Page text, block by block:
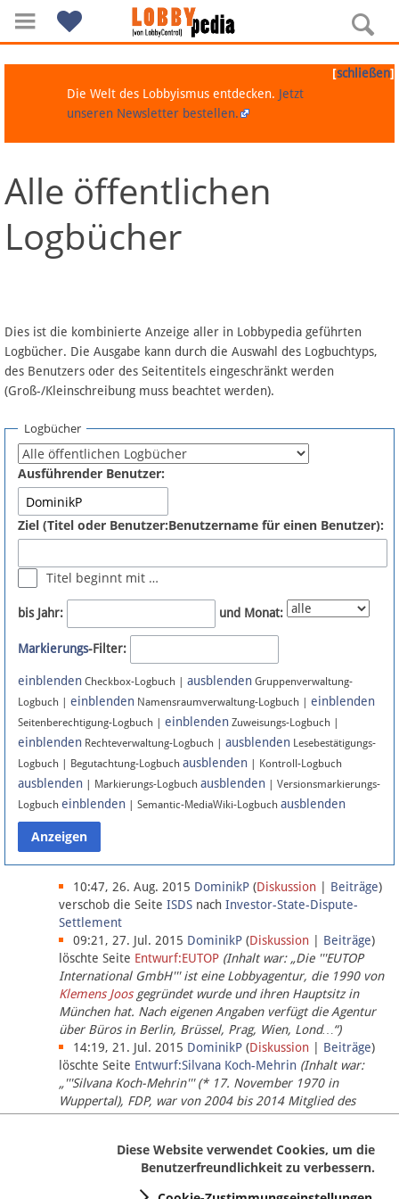
Navigation
Über Lobbypedia
Artikel nach Kategorien
FAQ
Fördermitglied werden
Fehler melden
Newsletter
Bluesky
Facebook
Instagram
Anmelden
Datenschutz
Über Lobbypedia
Impressum
[schließen]
Die Welt des Lobbyismus entdecken. Jetzt
unseren Newsletter bestellen.
Alle öffentlichen
Logbücher
Dies ist die kombinierte Anzeige aller in Lobbypedia geführten
Logbücher. Die Ausgabe kann durch die Auswahl des Logbuchtyps,
des Benutzers oder des Seitentitels eingeschränkt werden
(Groß-/Kleinschreibung muss beachtet werden).
Logbücher
Ausführender Benutzer:
Ziel (Titel oder Benutzer:Benutzername für einen Benutzer):
Titel beginnt mit …
bis Jahr: und Monat:
Markierungs-Filter:
einblenden Checkbox-Logbuch | ausblenden Gruppenverwaltung-
Logbuch | einblenden Namensraumverwaltung-Logbuch | einblenden
Seitenberechtigung-Logbuch | einblenden Zuweisungs-Logbuch |
einblenden Rechteverwaltung-Logbuch | ausblenden Lesebestätigungs-
Logbuch | Begutachtung-Logbuch ausblenden | Kontroll-Logbuch
ausblenden | Markierungs-Logbuch ausblenden | Versionsmarkierungs-
Logbuch einblenden | Semantic-MediaWiki-Logbuch ausblenden
10:47, 26. Aug. 2015 DominikP (Diskussion Beiträge)
verschob die Seite ISDS nach Investor-State-Dispute-
Settlement
09:21, 27. Jul. 2015 DominikP (Diskussion Beiträge)
löschte Seite Entwurf:EUTOP (Inhalt war: „Die '''EUTOP
International GmbH''' ist eine Lobbyagentur, die 1990 von
Klemens Joosgegründet wurde und ihren Hauptsitz in
München hat. Nach eigenen Angaben verfügt die Agentur
über Büros in Berlin, Brüssel, Prag, Wien, Lond…“)
14:19, 21. Jul. 2015 DominikP (Diskussion Beiträge)
löschte Seite Entwurf:Silvana Koch-Mehrin (Inhalt war:
„'''Silvana Koch-Mehrin''' (* 17. November 1970 in
Wuppertal), FDP, war von 2004 bis 2014 Mitglied des
Europäischen Parlaments, seit November 2014 ist sie für
Diese Website verwendet Cookies, um die
Benutzerfreundlichkeit zu verbessern.